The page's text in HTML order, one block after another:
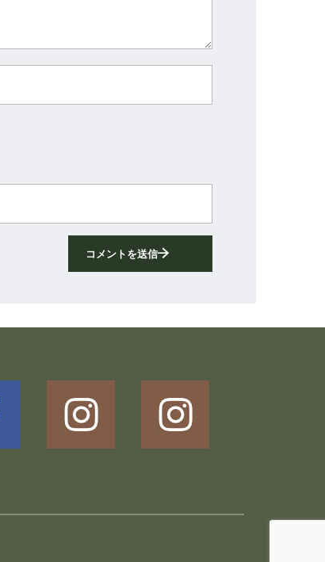
コメントを送信